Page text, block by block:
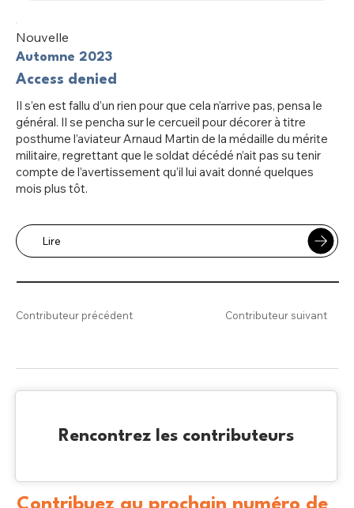
Nouvelle
Automne 2023
Access denied
Il s’en est fallu d’un rien pour que cela n’arrive pas, pensa le
général. Il se pencha sur le cercueil pour décorer à titre
posthume l’aviateur Arnaud Martin de la médaille du mérite
militaire, regrettant que le soldat décédé n’ait pas su tenir
compte de l’avertissement qu’il lui avait donné quelques
mois plus tôt.
Lire
Contributeur précédent Contributeur suivant
Rencontrez les contributeurs